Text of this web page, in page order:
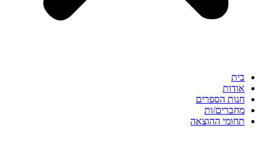
בית
אודות
חנות הספרים
מחברים/ות
תחומי ההוצאה